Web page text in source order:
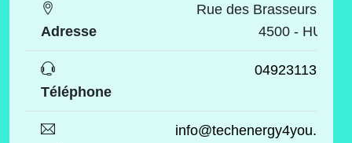
Adresse
Rue des Brasseurs, 1
4500 - HUY
Téléphone
0492311322
info@techenergy4you.be